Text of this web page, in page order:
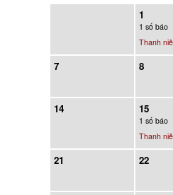
1
1 số báo
Thanh
7 8
14 15
1 số báo
Thanh
21 22